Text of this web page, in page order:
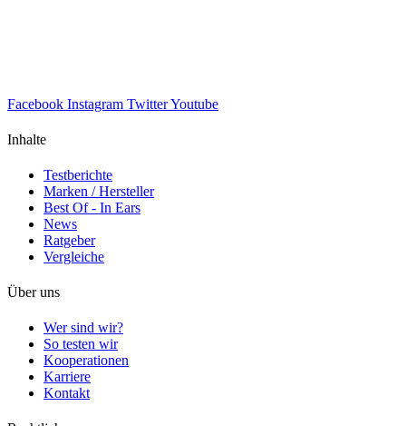
Facebook Instagram TwitterYoutube
Inhalte
Testberichte
Marken / Hersteller
Best Of - In Ears
News
Ratgeber
Vergleiche
Über uns
Wer sind wir?
So testen wir
Kooperationen
Karriere
Kontakt